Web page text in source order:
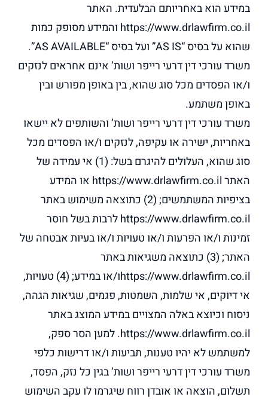
במידע הוא באחריותם הבלעדית. האתר
https://www.drlawfirm.co.il והמידע מסופק כמות
שהוא על בסיס “AS IS” ועל בסיס “AS AVAILABLE”.
משרד עורכי דין דרעי רייפר ושות’ אינם אחראים לנזקים
ו/או הפסדים מכל סוג שהוא, בין באופן מפורש ובין
באופן משתמע.
משרד עורכי דין דרעי רייפר ושות’ והשותפים לא יישאו
באחריות, ישירה או עקיפה, לנזקים ו/או הפסדים מכל
סוג שהוא, העלולים להיגרם בשל: (1) אי עמידה של
האתר https://www.drlawfirm.co.il או המידע
בציפיות המשתמשים; (2) כתוצאה משימוש באתר
https://www.drlawfirm.co.il לרבות בשל חוסר
זמינות ו/או הפרעות ו/או טעויות ו/או בעיות אבטחה של
האתר; (3) כתוצאה משגיאות באתר
https://www.drlawfirm.co.ilו/או במידע; (4) טעויות,
אי דיוקים, אי שלמות, השמטות, פגמים, שגיאות הגהה,
ניסוח וכיוצא באלה המצויים במידע המוצג באתר
https://www.drlawfirm.co.il. למען הסר ספק,
למשתמש לא יהיו טענות, תביעות ו/או דרישות כלפי
משרד עורכי דין דרעי רייפר ושות’ בגין כל נזק, הפסד,
תשלום, הוצאה או אובדן רווח שיגרמו לו עקב השימוש